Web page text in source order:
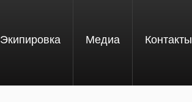
Экипировка Медиа Контакты